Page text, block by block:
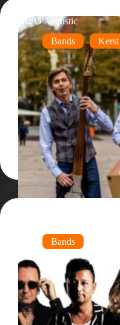
Big O Acoustic
Bands
Kerst
Bands